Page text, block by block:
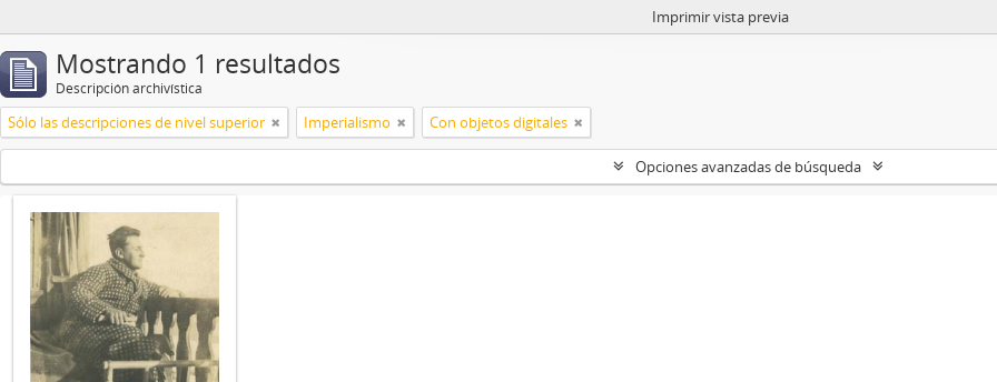
Imprimir vista previa
Mostrando 1 resultados
Descripción archivística
Sólo las descripciones de nivel superior Imperialismo Con objetos digitales
Opciones avanzadas de búsqueda